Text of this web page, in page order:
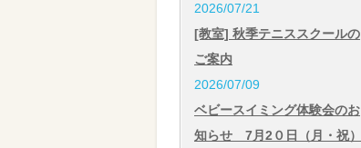
2026/07/21
[教室] 秋季テニススクールの
ご案内
2026/07/09
ベビースイミング体験会のお
知らせ 7月2０日（月・祝）